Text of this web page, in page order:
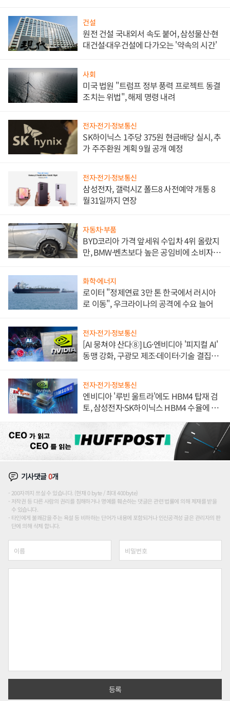
건설
원전 건설 국내외서 속도 붙어, 삼성물산·현
대건설·대우건설에 다가오는 '약속의 시간'
사회
미국 법원 "트럼프 정부 풍력 프로젝트 동결
조치는 위법", 해제 명령 내려
전자·전기·정보통신
SK하이닉스 1주당 375원 현금배당 실시, 추
가 주주환원 계획 9월 공개 예정
전자·전기·정보통신
삼성전자, 갤럭시Z 폴드8 사전예약 개통 8
월31일까지 연장
자동차·부품
BYD코리아 가격 앞세워 수입차 4위 올랐지
만, BMW·벤츠보다 높은 공임비에 소비자
화학·에너지
로이터 "정제연료 3만 톤 한국에서 러시아
로 이동", 우크라이나의 공격에 수요 늘어
전자·전기·정보통신
[AI 뭉쳐야 산다⑧] LG·엔비디아 '피지컬 AI'
동맹 강화, 구광모 제조·데이터·기술 결집
전자·전기·정보통신
엔비디아 '루빈 울트라'에도 HBM4 탑재 검
토, 삼성전자·SK하이닉스 HBM4 수율에 주
기사댓글0개
200자까지 쓰실 수 있습니다. (현재 0 byte / 최대 400byte)
저작권 등 다른 사람의 권리를 침해하거나 명예를 훼손하는 댓글은 관련 법률에 의해 제재를 받을
수 있습니다.
타인에게 불쾌감을 주는 욕설 등 비하하는 단어가 내용에 포함되거나 인신공격성 글은 관리자의 판
단에 의해 삭제 합니다.